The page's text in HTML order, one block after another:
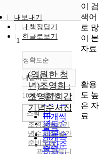
내보내기
내책장담기
한글로보기
정확도순
정확도
순
인기도
순
연도순
제목순
저자순
내림차순
내림차순
10개씩 출력
10개씩
출력
20개씩
출력
조회
1
(영원한 청
년)조영희 :
조영희회갑
기념수서집
조영희회갑기
념수서집 발간
준비모임
광진커뮤니
이 검
색어
로 많
이 본
자료
활용
도 높
은 자
료